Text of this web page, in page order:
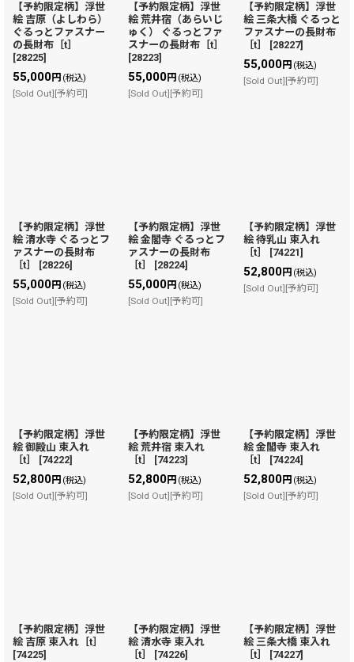
【予約限定柄】浮世
絵 吉原（よしわら）
ぐるっとファスナー
の長財布［t］
[28225]
55,000円 (税込)
[Sold Out][予約可]
【予約限定柄】浮世
絵 荒井宿（あらいじ
ゅく） ぐるっとファ
スナーの長財布［t］
[28223]
55,000円 (税込)
[Sold Out][予約可]
【予約限定柄】浮世
絵 三条大橋 ぐるっと
ファスナーの長財布
［t］
[28227]
55,000円 (税込)
[Sold Out][予約可]
【予約限定柄】浮世
絵 清水寺 ぐるっとフ
ァスナーの長財布
［t］
[28226]
55,000円 (税込)
[Sold Out][予約可]
【予約限定柄】浮世
絵 金閣寺 ぐるっとフ
ァスナーの長財布
［t］
[28224]
55,000円 (税込)
[Sold Out][予約可]
【予約限定柄】浮世
絵 待乳山 束入れ
［t］
[74221]
52,800円 (税込)
[Sold Out][予約可]
【予約限定柄】浮世
絵 御殿山 束入れ
［t］
[74222]
52,800円 (税込)
[Sold Out][予約可]
【予約限定柄】浮世
絵 荒井宿 束入れ
［t］
[74223]
52,800円 (税込)
[Sold Out][予約可]
【予約限定柄】浮世
絵 金閣寺 束入れ
［t］
[74224]
52,800円 (税込)
[Sold Out][予約可]
【予約限定柄】浮世
絵 吉原 束入れ［t］
[74225]
【予約限定柄】浮世
絵 清水寺 束入れ
［t］
[74226]
【予約限定柄】浮世
絵 三条大橋 束入れ
［t］
[74227]